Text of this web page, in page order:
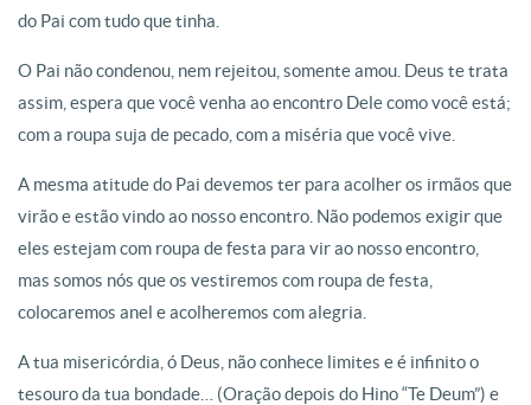
do Pai com tudo que tinha.
O Pai não condenou, nem rejeitou, somente amou. Deus te trata
assim, espera que você venha ao encontro Dele como você está;
com a roupa suja de pecado, com a miséria que você vive.
A mesma atitude do Pai devemos ter para acolher os irmãos que
virão e estão vindo ao nosso encontro. Não podemos exigir que
eles estejam com roupa de festa para vir ao nosso encontro,
mas somos nós que os vestiremos com roupa de festa,
colocaremos anel e acolheremos com alegria.
A tua misericórdia, ó Deus, não conhece limites e é infinito o
tesouro da tua bondade… (Oração depois do Hino “Te Deum”) e